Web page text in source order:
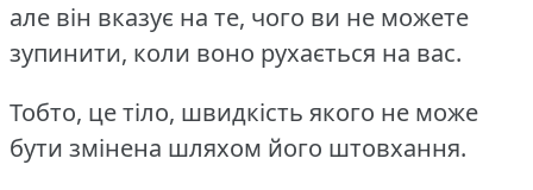
але він вказує на те, чого ви не можете
зупинити, коли воно рухається на вас.
Тобто, це тіло, швидкість якого не може
бути змінена шляхом його штовхання.